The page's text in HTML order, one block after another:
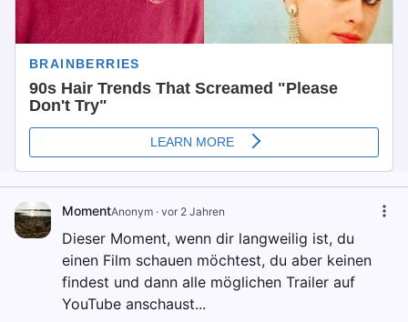
MomentAnonym · vor 2 Jahren
Dieser Moment, wenn dir langweilig ist, du
einen Film schauen möchtest, du aber keinen
findest und dann alle möglichen Trailer auf
YouTube anschaust...